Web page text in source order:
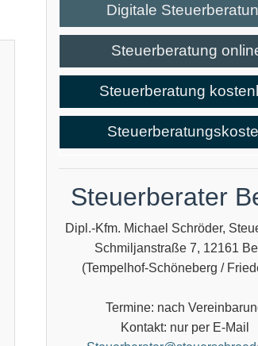
Digitale
Steuerberatung
Steuerberatung
Steuerberater
Dipl.-Kfm. Michael Schröder,
Schmiljanstraße 7, 12161
(Tempelhof-Schöneberg /
Termine: nach
Kontakt: nur per E-Mail